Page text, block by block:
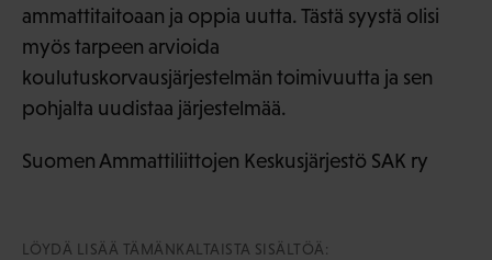
ammattitaitoaan ja oppia uutta. Tästä syystä olisi
myös tarpeen arvioida
koulutuskorvausjärjestelmän toimivuutta ja sen
pohjalta uudistaa järjestelmää.
Suomen Ammattiliittojen Keskusjärjestö SAK ry
LÖYDÄ LISÄÄ TÄMÄNKALTAISTA SISÄLTÖÄ: